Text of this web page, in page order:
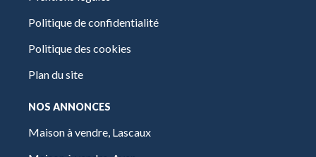
Politique de confidentialité
Politique des cookies
Plan du site
NOS ANNONCES
Maison à vendre, Lascaux